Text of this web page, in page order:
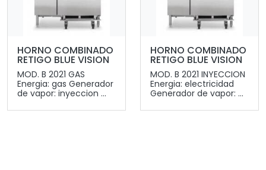
HORNO COMBINADO
RETIGO BLUE VISION
MOD. B 2021 GAS
Energia: gas Generador
de vapor: inyeccion ...
HORNO COMBINADO
RETIGO BLUE VISION
MOD. B 2021 INYECCION
Energia: electricidad
Generador de vapor: ...